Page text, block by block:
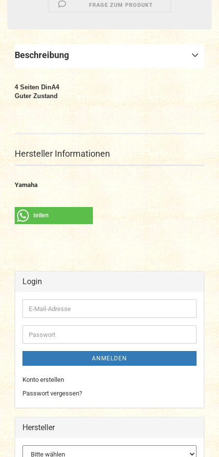
FRAGE ZUM PRODUKT
Beschreibung
4 Seiten DinA4
Guter Zustand
Hersteller Informationen
Yamaha
teilen
Login
E-
Mail-
Adresse
Passwort
ANMELDEN
Konto erstellen
Passwort vergessen?
Hersteller